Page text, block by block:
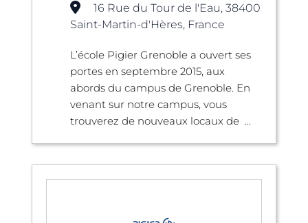
16 Rue du Tour de l'Eau, 38400
Saint-Martin-d'Hères, France
L’école Pigier Grenoble a ouvert ses
portes en septembre 2015, aux
abords du campus de Grenoble. En
venant sur notre campus, vous
trouverez de nouveaux locaux de ...